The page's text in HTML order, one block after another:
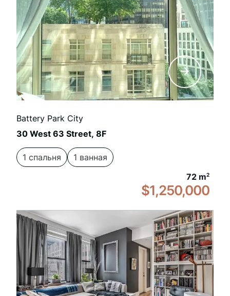
Battery Park City
30 West 63 Street, 8F
1 спальня
1 ванная
72 m2
$1,250,000